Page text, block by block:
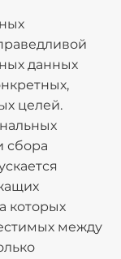
данных
целей.
сбора
которых
между